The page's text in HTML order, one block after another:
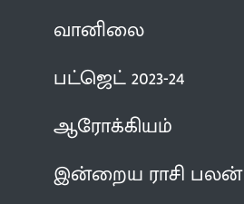
வானிலை
பட்ஜெட் 2023-24
ஆரோக்கியம்
இன்றைய ராசி பலன்